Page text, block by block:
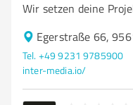
Wir setzen deine
Egerstraße 66,
Tel. +49 9231 9785900
inter-media.io/